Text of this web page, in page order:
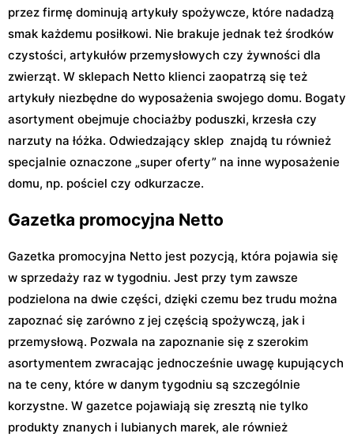
przez firmę dominują artykuły spożywcze, które nadadzą
smak każdemu posiłkowi. Nie brakuje jednak też środków
czystości, artykułów przemysłowych czy żywności dla
zwierząt. W sklepach Netto klienci zaopatrzą się też
artykuły niezbędne do wyposażenia swojego domu. Bogaty
asortyment obejmuje chociażby poduszki, krzesła czy
narzuty na łóżka. Odwiedzający sklep znajdą tu również
specjalnie oznaczone „super oferty” na inne wyposażenie
domu, np. pościel czy odkurzacze.
Gazetka promocyjna Netto
Gazetka promocyjna Netto jest pozycją, która pojawia się
w sprzedaży raz w tygodniu. Jest przy tym zawsze
podzielona na dwie części, dzięki czemu bez trudu można
zapoznać się zarówno z jej częścią spożywczą, jak i
przemysłową. Pozwala na zapoznanie się z szerokim
asortymentem zwracając jednocześnie uwagę kupujących
na te ceny, które w danym tygodniu są szczególnie
korzystne. W gazetce pojawiają się zresztą nie tylko
produkty znanych i lubianych marek, ale również